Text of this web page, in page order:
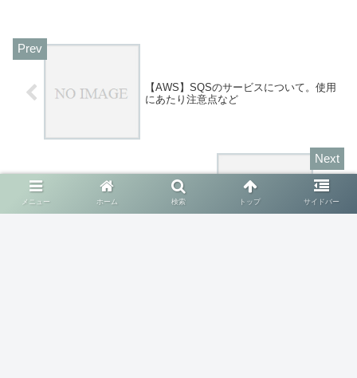
【AWS】SQSのサービスについて。使用
にあたり注意点など
【AWS】デプロイを簡単に！
CloudFormationが便利
メニュー ホーム 検索 トップ サイドバー